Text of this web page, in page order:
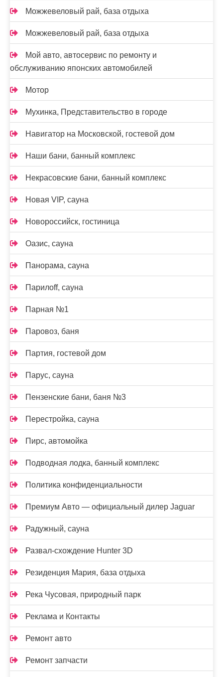
Можжевеловый рай, база отдыха
Можжевеловый рай, база отдыха
Мой авто, автосервис по ремонту и
обслуживанию японских автомобилей
Мотор
Мухинка, Представительство в городе
Навигатор на Московской, гостевой дом
Наши бани, банный комплекс
Некрасовские бани, банный комплекс
Новая VIP, сауна
Новороссийск, гостиница
Оазис, сауна
Панорама, сауна
Парилоff, сауна
Парная №1
Паровоз, баня
Партия, гостевой дом
Парус, сауна
Пензенские бани, баня №3
Перестройка, сауна
Пирс, автомойка
Подводная лодка, банный комплекс
Политика конфиденциальности
Премиум Авто — официальный дилер Jaguar
Радужный, сауна
Развал-схождение Hunter 3D
Резиденция Мария, база отдыха
Река Чусовая, природный парк
Реклама и Контакты
Ремонт авто
Ремонт запчасти